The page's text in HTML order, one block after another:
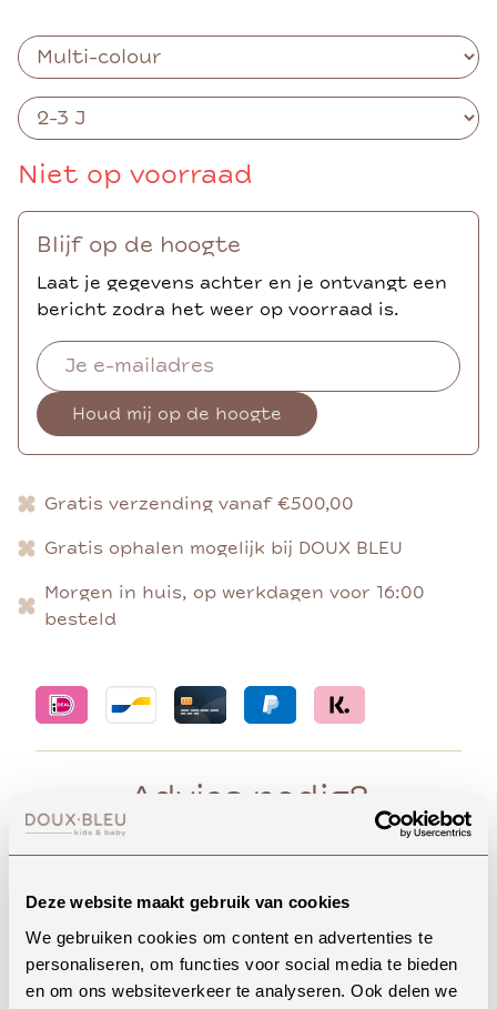
Deze website maakt gebruik van cookies
We gebruiken cookies om content en advertenties te
personaliseren, om functies voor social media te bieden
en om ons websiteverkeer te analyseren. Ook delen we
Niet op voorraad
Blijf op de hoogte
Laat je gegevens achter en je ontvangt een
bericht zodra het weer op voorraad is.
Houd mij op de hoogte
Gratis verzending vanaf €500,00
Gratis ophalen mogelijk bij DOUX BLEU
Morgen in huis, op werkdagen voor 16:00
besteld
Advies nodig?
Whatsapp